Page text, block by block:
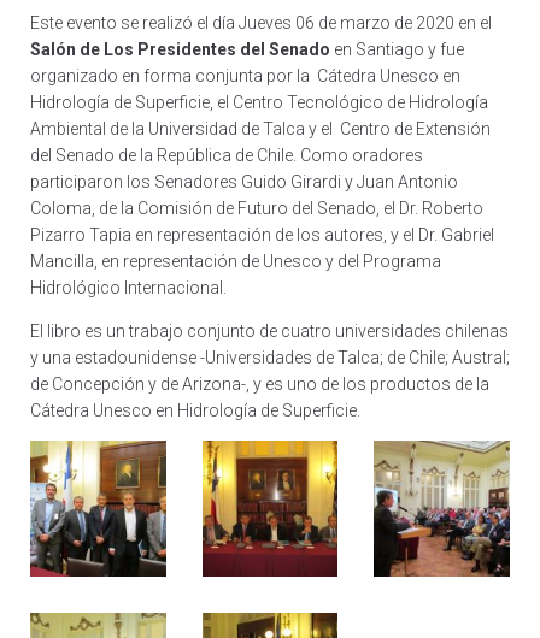
Este evento se realizó el día Jueves 06 de marzo de 2020 en el
Salón de Los Presidentes del Senado en Santiago y fue
organizado en forma conjunta por la Cátedra Unesco en
Hidrología de Superficie, el Centro Tecnológico de Hidrología
Ambiental de la Universidad de Talca y el Centro de Extensión
del Senado de la República de Chile. Como oradores
participaron los Senadores Guido Girardi y Juan Antonio
Coloma, de la Comisión de Futuro del Senado, el Dr. Roberto
Pizarro Tapia en representación de los autores, y el Dr. Gabriel
Mancilla, en representación de Unesco y del Programa
Hidrológico Internacional.
El libro es un trabajo conjunto de cuatro universidades chilenas
y una estadounidense -Universidades de Talca; de Chile; Austral;
de Concepción y de Arizona-, y es uno de los productos de la
Cátedra Unesco en Hidrología de Superficie.